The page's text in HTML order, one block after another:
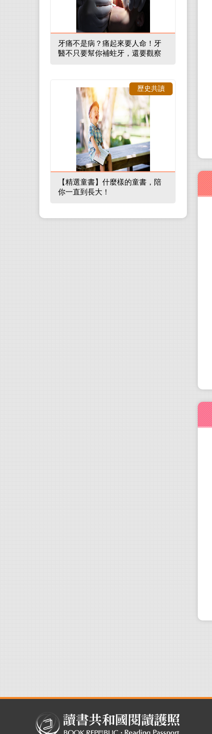
牙痛不是病？痛起來要人命！牙
醫不只要幫你補蛀牙，還要觀察
【精選童書】什麼樣的童書，陪
你一直到長大！
歷史共讀